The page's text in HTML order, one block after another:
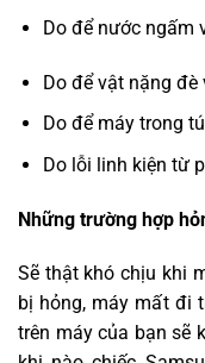
Do để nước ngấm
Do để vật nặng
Do để máy trong
Do lỗi linh kiện từ
Những trường hợp
Sẽ thật khó chịu khi
bị hỏng, máy mất đi
trên máy của bạn sẽ